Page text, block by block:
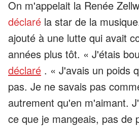
On m'appelait la Renée
déclaré la star de la
ajouté à une lutte qui avait
années plus tôt. « J'étais
déclaré . « J'avais un poids
pas. Je ne savais pas
autrement qu'en m'aimant.
ce que je mangeais, pas de